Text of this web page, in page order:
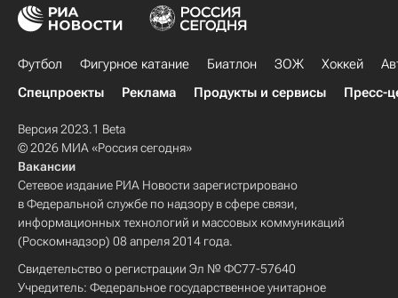
Футбол Фигурное катание Биатлон ЗОЖ Хоккей
Спецпроекты
Реклама Продукты и сервисы Пресс-
Версия 2023.1 Beta
© 2026 МИА «Россия сегодня»
Вакансии
Сетевое издание РИА Новости зарегистрировано
в Федеральной службе по надзору в сфере связи,
информационных технологий и массовых коммуникаций
(Роскомнадзор) 08 апреля 2014 года.
Свидетельство о регистрации Эл № ФС77-57640
Учредитель: Федеральное государственное унитарное